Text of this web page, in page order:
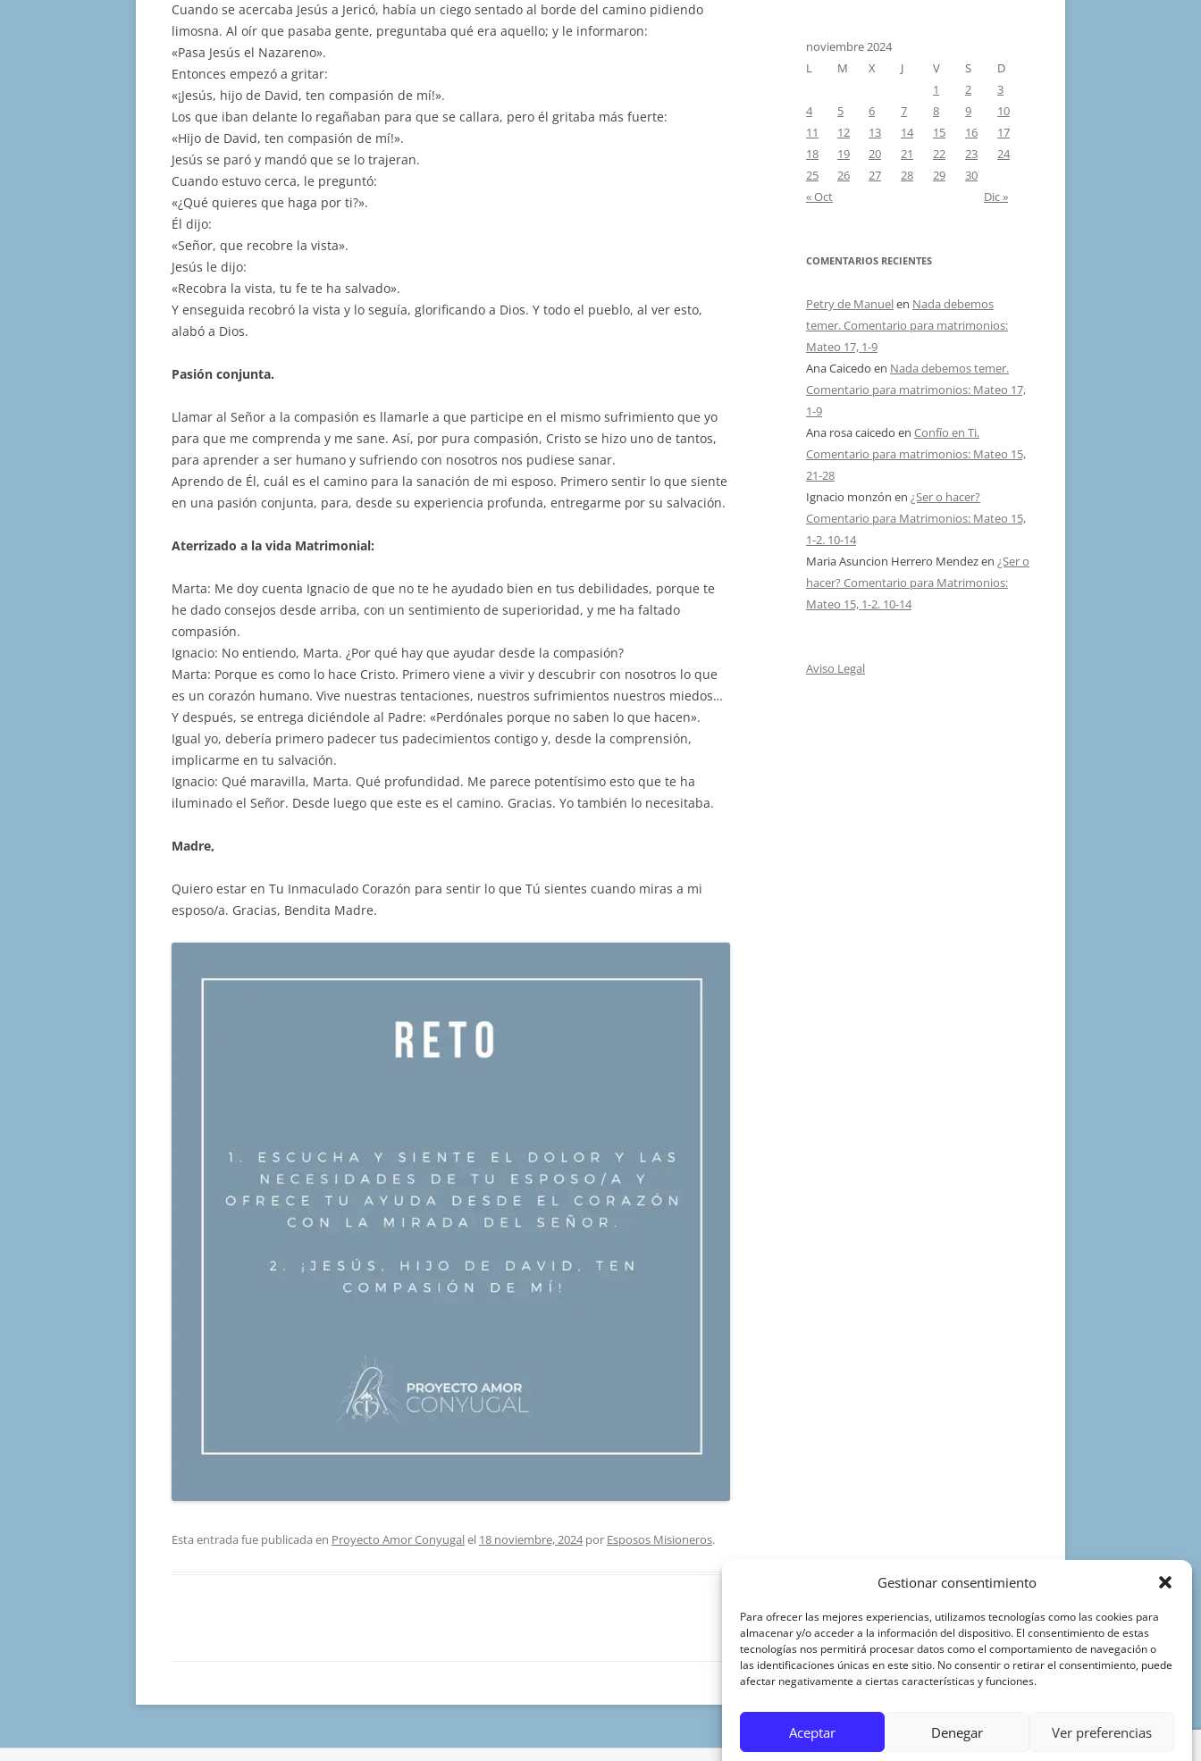
Gestionar consentimiento
Para ofrecer las mejores experiencias, utilizamos tecnologías como las cookies para
almacenar y/o acceder a la información del dispositivo. El consentimiento de estas
tecnologías nos permitirá procesar datos como el comportamiento de navegación o
las identificaciones únicas en este sitio. No consentir o retirar el consentimiento, puede
afectar negativamente a ciertas características y funciones.
Aceptar Denegar Ver preferencias
flecha
Cuando se acercaba Jesús a Jericó, había un ciego sentado al borde del camino pidiendo
limosna. Al oír que pasaba gente, preguntaba qué era aquello; y le informaron:
«Pasa Jesús el Nazareno».
Entonces empezó a gritar:
«¡Jesús, hijo de David, ten compasión de mí!».
Los que iban delante lo regañaban para que se callara, pero él gritaba más fuerte:
«Hijo de David, ten compasión de mí!».
Jesús se paró y mandó que se lo trajeran.
Cuando estuvo cerca, le preguntó:
«¿Qué quieres que haga por ti?».
Él dijo:
«Señor, que recobre la vista».
Jesús le dijo:
«Recobra la vista, tu fe te ha salvado».
Y enseguida recobró la vista y lo seguía, glorificando a Dios. Y todo el pueblo, al ver esto,
alabó a Dios.
Pasión conjunta.
Llamar al Señor a la compasión es llamarle a que participe en el mismo sufrimiento que yo
para que me comprenda y me sane. Así, por pura compasión, Cristo se hizo uno de tantos,
para aprender a ser humano y sufriendo con nosotros nos pudiese sanar.
Aprendo de Él, cuál es el camino para la sanación de mi esposo. Primero sentir lo que siente
en una pasión conjunta, para, desde su experiencia profunda, entregarme por su salvación.
Aterrizado a la vida Matrimonial:
Marta: Me doy cuenta Ignacio de que no te he ayudado bien en tus debilidades, porque te
he dado consejos desde arriba, con un sentimiento de superioridad, y me ha faltado
compasión.
Ignacio: No entiendo, Marta. ¿Por qué hay que ayudar desde la compasión?
Marta: Porque es como lo hace Cristo. Primero viene a vivir y descubrir con nosotros lo que
es un corazón humano. Vive nuestras tentaciones, nuestros sufrimientos nuestros miedos…
Y después, se entrega diciéndole al Padre: «Perdónales porque no saben lo que hacen».
Igual yo, debería primero padecer tus padecimientos contigo y, desde la comprensión,
implicarme en tu salvación.
Ignacio: Qué maravilla, Marta. Qué profundidad. Me parece potentísimo esto que te ha
iluminado el Señor. Desde luego que este es el camino. Gracias. Yo también lo necesitaba.
Madre,
Quiero estar en Tu Inmaculado Corazón para sentir lo que Tú sientes cuando miras a mi
esposo/a. Gracias, Bendita Madre.
Esta entrada fue publicada en Proyecto Amor Conyugalel 18 noviembre, 2024por Esposos Misioneros.
noviembre 2024
L
M X J V S
D
1
2
3
4
5 6 7 8 9
10
11
12 13 14 15 16
17
18
19 20 21 22 23
24
25
26 27 28 29
30
« Oct
Dic »
COMENTARIOS RECIENTES
Petry de Manuelen Nada debemos
temer. Comentario para matrimonios:
Mateo 17, 1-9
Ana Caicedo en Nada debemos temer.
Comentario para matrimonios: Mateo 17,
1-9
Ana rosa caicedo en Confío en Ti.
Comentario para matrimonios: Mateo 15,
21-28
Ignacio monzón en ¿Ser o hacer?
Comentario para Matrimonios: Mateo 15,
1-2. 10-14
Maria Asuncion Herrero Mendezen ¿Ser o
hacer? Comentario para Matrimonios:
Mateo 15, 1-2. 10-14
Aviso Legal